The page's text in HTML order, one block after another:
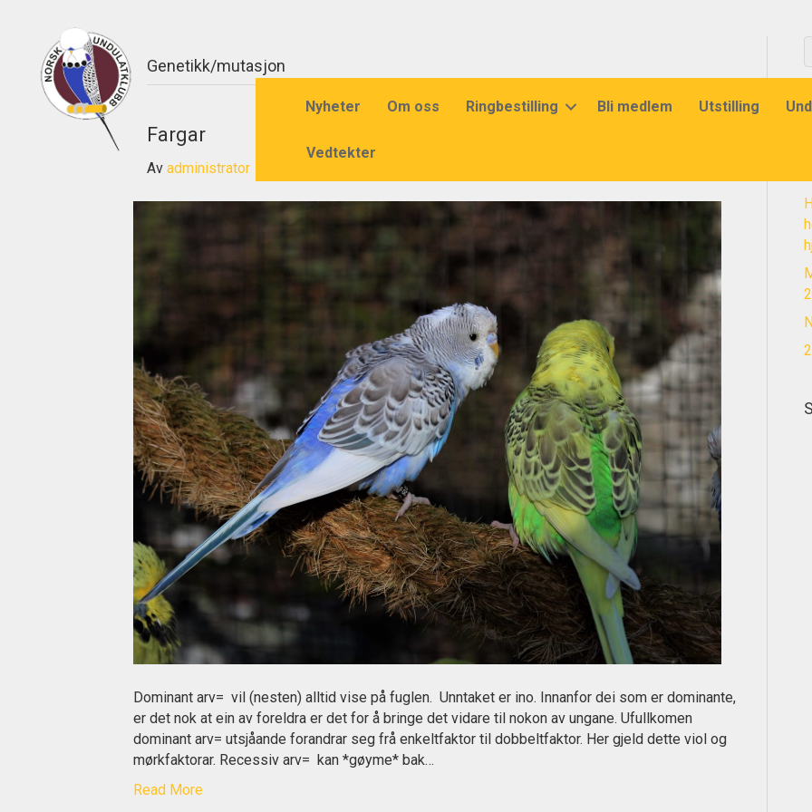
Nyheter Om oss Ringbestilling Bli medlem Utstilling
Vedtekter
Genetikk/mutasjon
Fargar
Av administrator
Dominant arv= vil (nesten) alltid vise på fuglen. Unntaket er ino. Innanfor dei som er dominante,
er det nok at ein av foreldra er det for å bringe det vidare til nokon av ungane. Ufullkomen
dominant arv= utsjåande forandrar seg frå enkeltfaktor til dobbeltfaktor. Her gjeld dette viol og
mørkfaktorar. Recessiv arv= kan *gøyme* bak…
Read More